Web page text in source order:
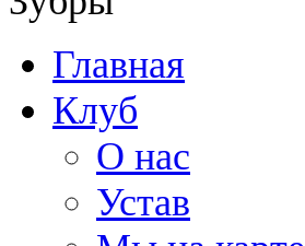
Главная
Клуб
О нас
Устав